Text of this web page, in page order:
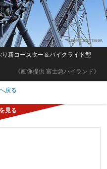
《画像提供 富士急ハイランド》
新コースター＆バイクライド型
戻る